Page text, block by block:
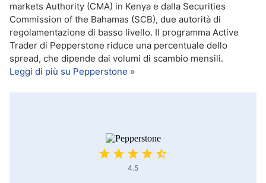
markets Authority (CMA) in Kenya e dalla Securities
Commission of the Bahamas (SCB), due autorità di
regolamentazione di basso livello. Il programma Active
Trader di Pepperstone riduce una percentuale dello
spread, che dipende dai volumi di scambio mensili.
Leggi di più su Pepperstone »
4.5